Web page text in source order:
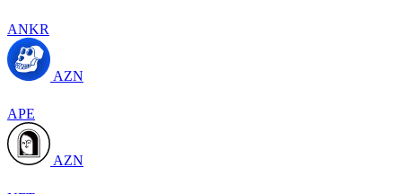
ANKR
AZN
APE
AZN